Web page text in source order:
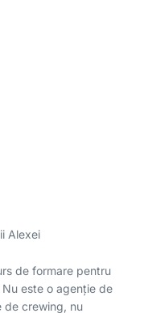
Alexei
de formare pentru
este o agenție de
de crewing, nu